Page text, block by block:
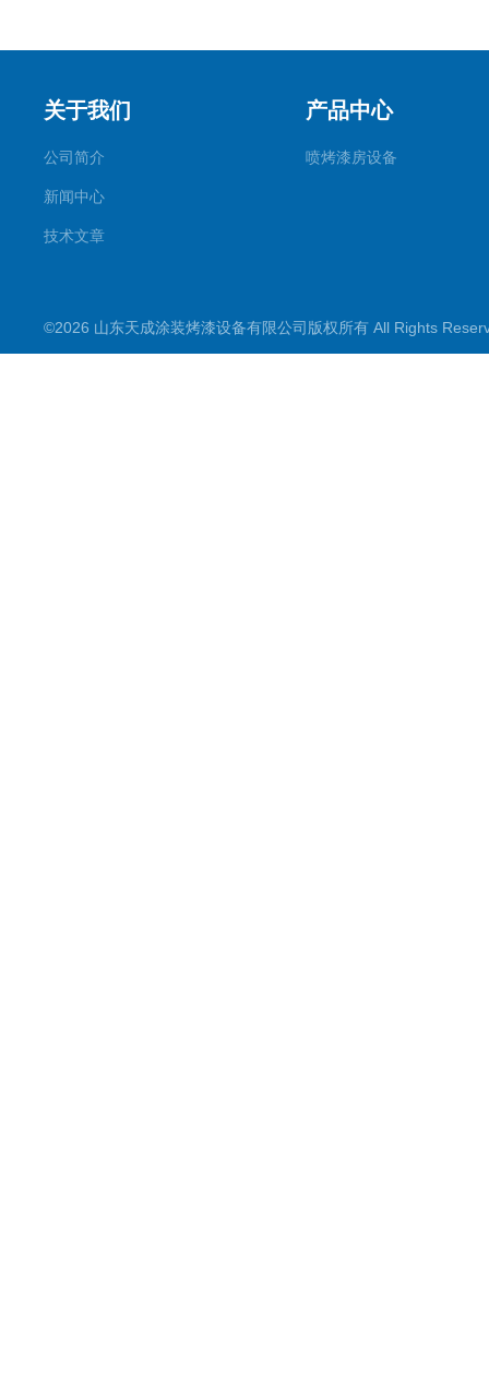
关于我们
公司简介
新闻中心
技术文章
产品中心
喷烤漆房设备
©2026 山东天成涂装烤漆设备有限公司版权所有 All Rights